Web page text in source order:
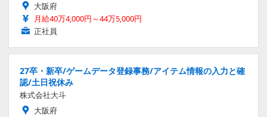
大阪府
月給40万4,000円～44万5,000円
正社員
27卒・新卒/ゲームデータ登録事務/アイテム情報の入力と確
認/土日祝休み
株式会社大斗
大阪府